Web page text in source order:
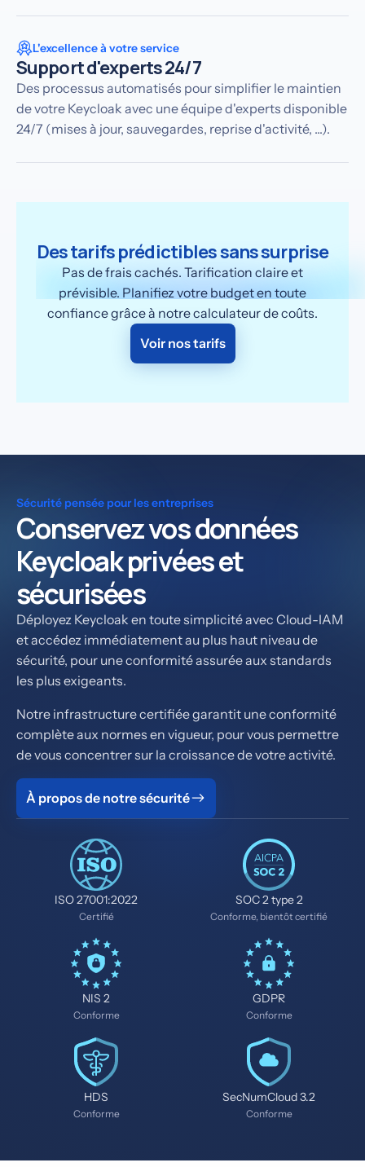
L'excellence à votre service
Support d'experts 24/7
Des processus automatisés pour simplifier le maintien
de votre Keycloak avec une équipe d'experts disponible
24/7 (mises à jour, sauvegardes, reprise d'activité, ...).
Des tarifs prédictibles sans surprise
Pas de frais cachés. Tarification claire et
prévisible. Planifiez votre budget en toute
confiance grâce à notre calculateur de coûts.
Voir nos tarifs
Sécurité pensée pour les entreprises
Conservez vos données
Keycloak privées et
sécurisées
Déployez Keycloak en toute simplicité avec Cloud-IAM
et accédez immédiatement au plus haut niveau de
sécurité, pour une conformité assurée aux standards
les plus exigeants.
Notre infrastructure certifiée garantit une conformité
complète aux normes en vigueur, pour vous permettre
de vous concentrer sur la croissance de votre activité.
À propos de notre sécurité
ISO 27001:2022
Certifié
SOC 2 type 2
Conforme, bientôt certifié
NIS 2
Conforme
GDPR
Conforme
HDS
Conforme
SecNumCloud 3.2
Conforme